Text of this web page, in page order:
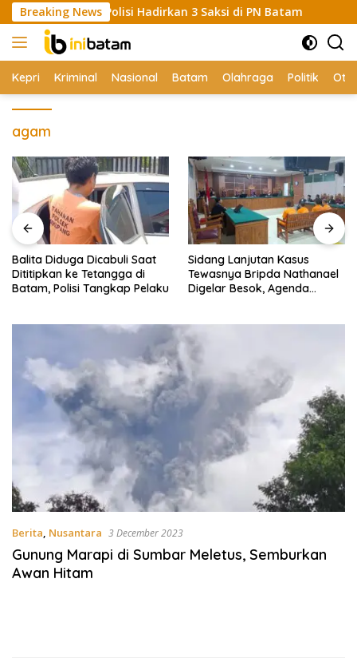
Skip
to
content
Breaking News
Polisi Hadirkan 3 Saksi di PN Batam Balita
Kepri Kriminal Nasional Batam Olahraga Politik
agam
Balita Diduga Dicabuli Saat
Dititipkan ke Tetangga di
Batam, Polisi Tangkap Pelaku
Sidang Lanjutan Kasus
Tewasnya Bripda Nathanael
Digelar Besok, Agenda
Berita, Nusantara 3 December 2023
Gunung Marapi di Sumbar Meletus, Semburkan
Awan Hitam